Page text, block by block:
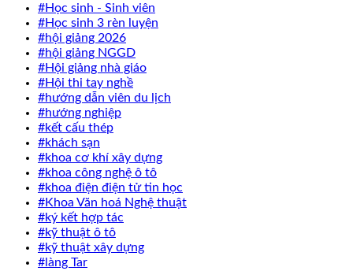
#Học sinh - Sinh viên
#Học sinh 3 rèn luyện
#hội giảng 2026
#hội giảng NGGD
#Hội giảng nhà giáo
#Hội thi tay nghề
#hướng dẫn viên du lịch
#hướng nghiệp
#kết cấu thép
#khách sạn
#khoa cơ khí xây dựng
#khoa công nghệ ô tô
#khoa điện điện tử tin học
#Khoa Văn hoá Nghệ thuật
#ký kết hợp tác
#kỹ thuật ô tô
#kỹ thuật xây dựng
#làng Tar